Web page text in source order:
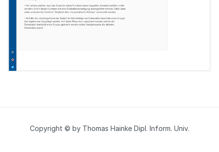
Copyright © by Thomas Hainke Dipl. Inform. Univ.